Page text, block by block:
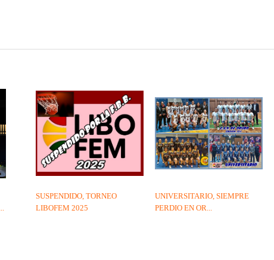
UNIVERSITARIO, SIEMPRE
PERDIO EN OR...
SUSPENDIDO, TORNEO
LIBOFEM 2025